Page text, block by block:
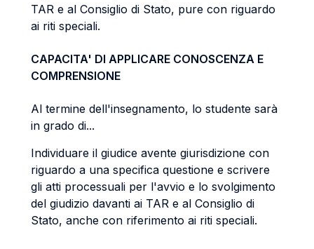
TAR e al Consiglio di Stato, pure con riguardo
ai riti speciali.
CAPACITA' DI APPLICARE CONOSCENZA E
COMPRENSIONE
Al termine dell'insegnamento, lo studente sarà
in grado di...
Individuare il giudice avente giurisdizione con
riguardo a una specifica questione e scrivere
gli atti processuali per l'avvio e lo svolgimento
del giudizio davanti ai TAR e al Consiglio di
Stato, anche con riferimento ai riti speciali.